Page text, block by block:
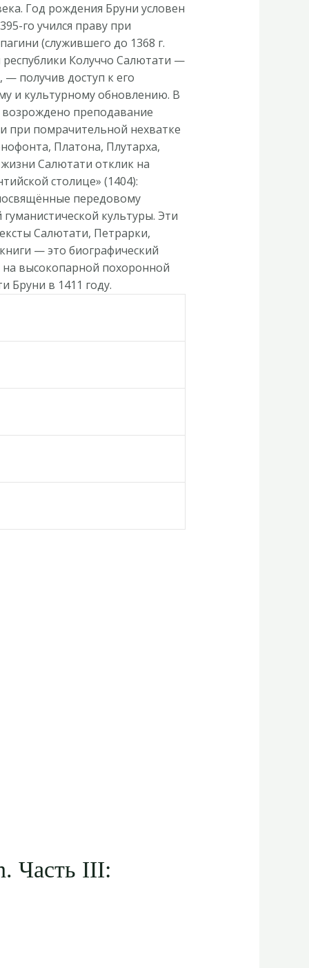
Год рождения Бруни условен
го учился праву при
(служившего до 1368 г.
Колуччо Салютати —
получив доступ к его
и культурному обновлению. В
преподавание
при помрачительной нехватке
Платона, Плутарха,
Салютати отклик на
столице» (1404):
передовому
культуры. Эти
Салютати, Петрарки,
— это биографический
высокопарной похоронной
Бруни в 1411 году.
Часть III: